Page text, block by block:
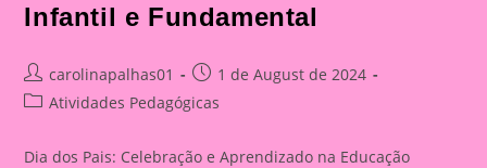
Infantil e Fundamental
Post
author:
carolinapalhas01
Post
published:
1 de August de 2024
PostAtividades Pedagógicas
Dia dos Pais: Celebração e Aprendizado na Educação